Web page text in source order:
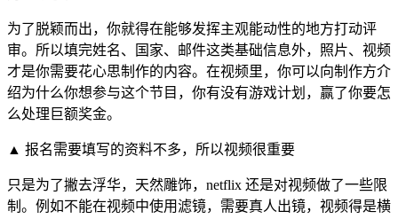
为了脱颖而出，你就得在能够发挥主观能动性的地方打动评
审。所以填完姓名、国家、邮件这类基础信息外，照片、视频
才是你需要花心思制作的内容。在视频里，你可以向制作方介
绍为什么你想参与这个节目，你有没有游戏计划，赢了你要怎
么处理巨额奖金。
▲ 报名需要填写的资料不多，所以视频很重要
只是为了撇去浮华，天然雕饰，netflix 还是对视频做了一些限
制。例如不能在视频中使用滤镜，需要真人出镜，视频得是横